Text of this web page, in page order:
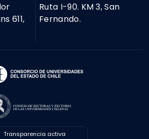
611,
Ruta I-90. KM 3, San
Fernando.
Transparencia activa